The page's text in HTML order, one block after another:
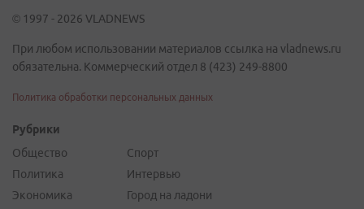
© 1997 - 2026 VLADNEWS
При любом использовании материалов ссылка на vladnews.ru
обязательна. Коммерческий отдел 8 (423) 249-8800
Политика обработки персональных данных
Рубрики
Общество
Политика
Экономика
Спорт
Интервью
Город на ладони